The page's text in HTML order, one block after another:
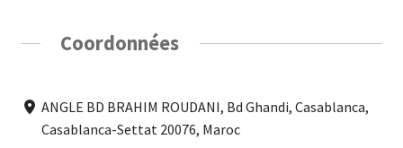
Coordonnées
ANGLE BD BRAHIM ROUDANI, Bd Ghandi, Casablanca,
Casablanca-Settat 20076, Maroc